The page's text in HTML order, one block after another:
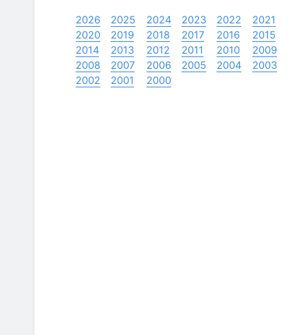
2026 2025 2024 2023 2022
2021
2020
2019 2018 2017 2016
2015
2014
2013 2012 2011 2010
2009
2008
2007 2006 2005 2004
2003
2002
2001 2000